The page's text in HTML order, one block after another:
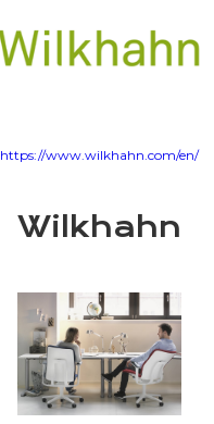
https://www.wilkhahn.com/en/
Wilkhahn